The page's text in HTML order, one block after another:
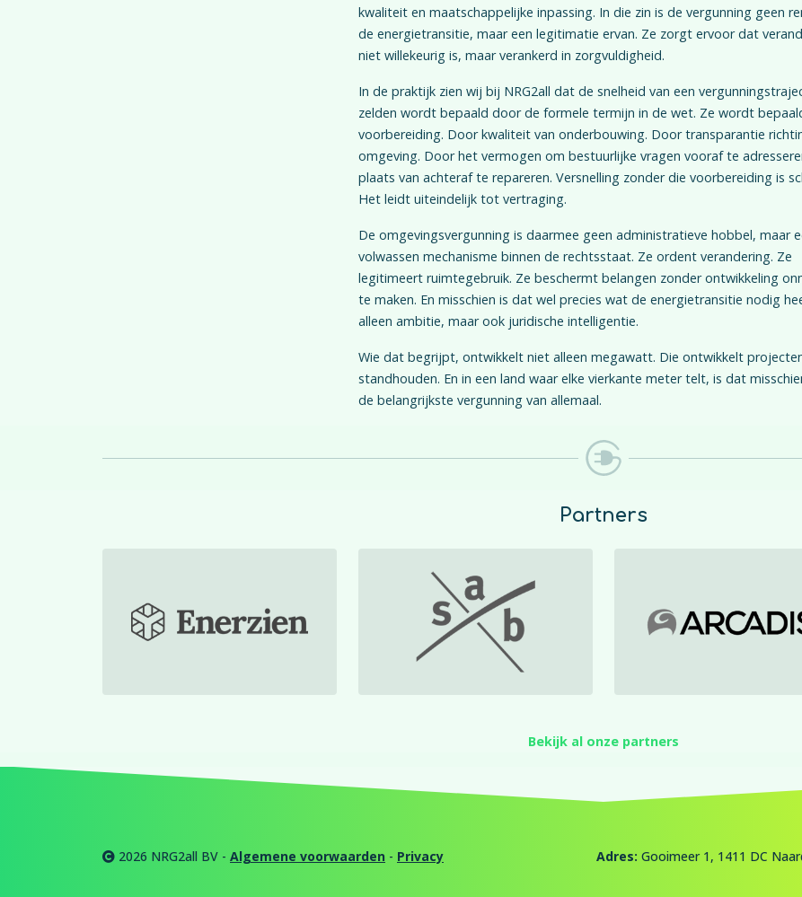
kwaliteit en maatschappelijke inpassing. In die zin is de vergunning geen
de energietransitie, maar een legitimatie ervan. Ze zorgt ervoor dat
niet willekeurig is, maar verankerd in zorgvuldigheid.
In de praktijk zien wij bij NRG2all dat de snelheid van een
zelden wordt bepaald door de formele termijn in de wet. Ze wordt
voorbereiding. Door kwaliteit van onderbouwing. Door transparantie
omgeving. Door het vermogen om bestuurlijke vragen vooraf te
plaats van achteraf te repareren. Versnelling zonder die voorbereiding is
Het leidt uiteindelijk tot vertraging.
De omgevingsvergunning is daarmee geen administratieve hobbel, maar
volwassen mechanisme binnen de rechtsstaat. Ze ordent verandering. Ze
legitimeert ruimtegebruik. Ze beschermt belangen zonder ontwikkeling
te maken. En misschien is dat wel precies wat de energietransitie nodig
alleen ambitie, maar ook juridische intelligentie.
Wie dat begrijpt, ontwikkelt niet alleen megawatt. Die ontwikkelt
standhouden. En in een land waar elke vierkante meter telt, is dat
de belangrijkste vergunning van allemaal.
Partners
Bekijk al onze partners
2026 NRG2all BV - Algemene voorwaarden - Privacy Adres: Gooimeer 1, 1411 DC